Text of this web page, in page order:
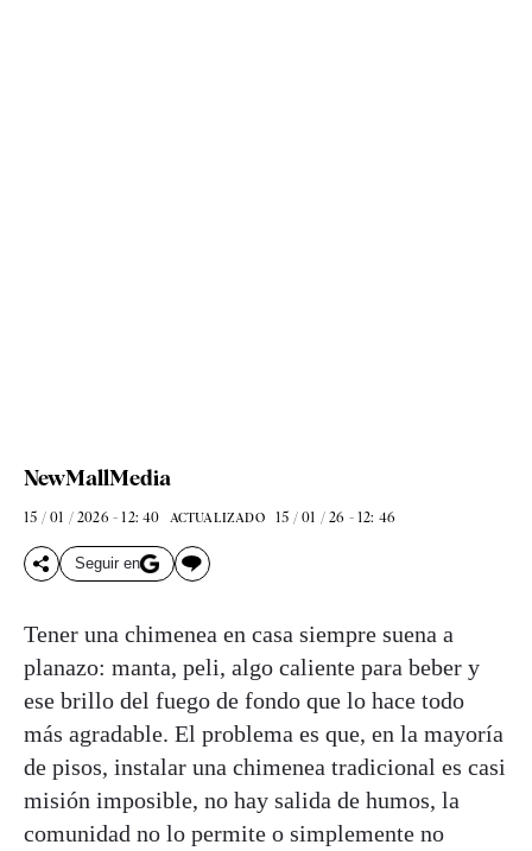
NewMallMedia
15 / 01 / 2026 - 12: 40 ACTUALIZADO 15 / 01 / 26 - 12: 46
Seguir en
Tener una chimenea en casa siempre suena a
planazo: manta, peli, algo caliente para beber y
ese brillo del fuego de fondo que lo hace todo
más agradable. El problema es que, en la mayoría
de pisos, instalar una chimenea tradicional es casi
misión imposible, no hay salida de humos, la
comunidad no lo permite o simplemente no